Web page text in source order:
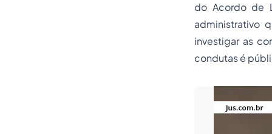
do Acordo de
administrativo
investigar as
condutas é